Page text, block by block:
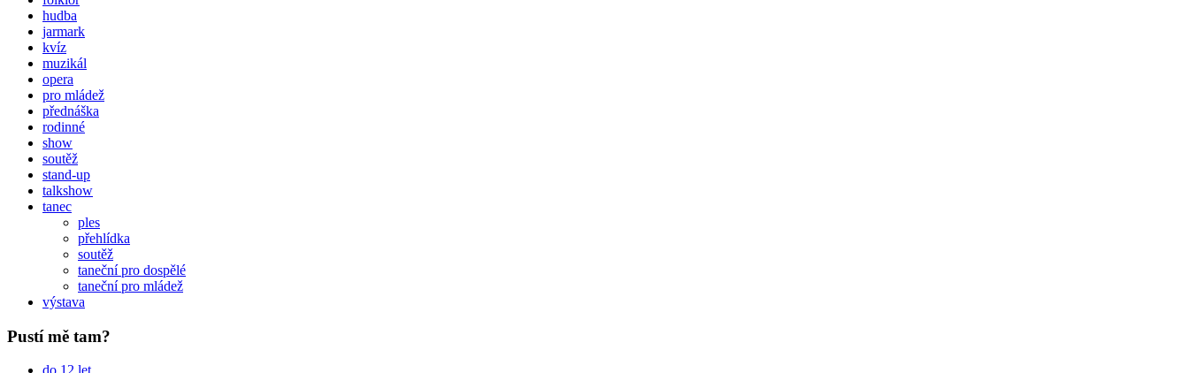
hudba
jarmark
kvíz
muzikál
opera
pro mládež
přednáška
rodinné
show
soutěž
stand-up
talkshow
tanec
ples
přehlídka
soutěž
taneční pro dospělé
taneční pro mládež
výstava
Pustí mě tam?